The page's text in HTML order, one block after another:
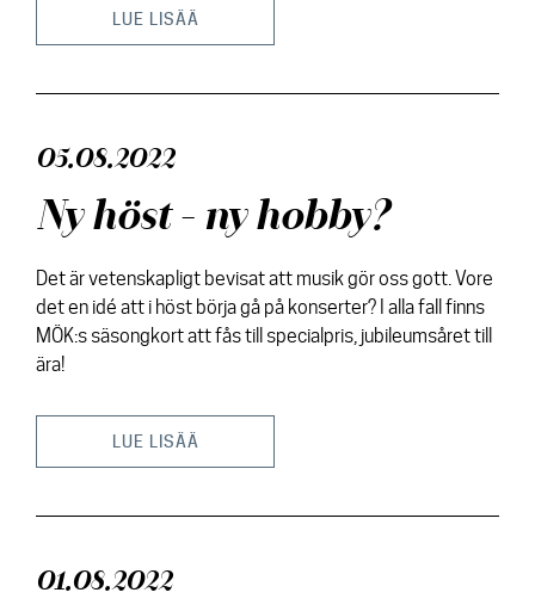
Kontakt
LUE LISÄÄ
05.08.2022
Ny höst - ny hobby?
Det är vetenskapligt bevisat att musik gör oss gott. Vore
det en idé att i höst börja gå på konserter? I alla fall finns
MÖK:s säsongkort att fås till specialpris, jubileumsåret till
ära!
LUE LISÄÄ
01.08.2022